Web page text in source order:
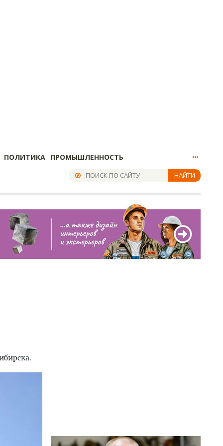
ПОЛИТИКА ПРОМЫШЛЕННОСТЬ
НАЙТИ